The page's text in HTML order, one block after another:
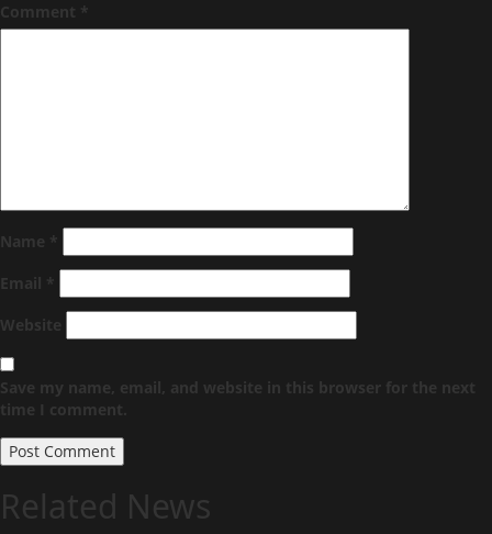
Comment *
Name *
Email *
Website
Save my name, email, and website in this browser for the next
time I comment.
Related News